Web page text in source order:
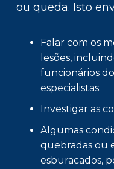
ou queda. Isto
Falar com os
lesões,
funcionários
especialistas.
Investigar as
Algumas
quebradas ou
esburacados,